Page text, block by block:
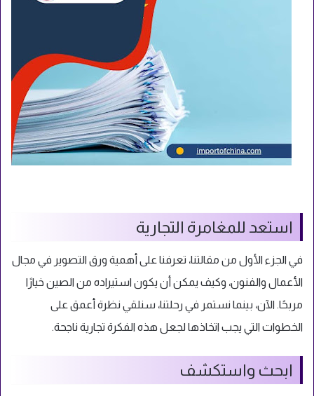
استعد للمغامرة التجارية
في الجزء الأول من مقالتنا، تعرفنا على أهمية ورق التصوير في مجال
الأعمال والفنون، وكيف يمكن أن يكون استيراده من الصين خيارًا
مربحًا. الآن، بينما نستمر في رحلتنا، سنلقي نظرة أعمق على
الخطوات التي يجب اتخاذها لجعل هذه الفكرة تجارية ناجحة.
ابحث واستكشف